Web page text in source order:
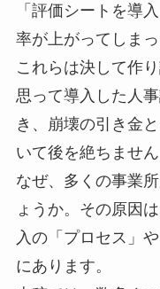
「評価シートを導
率が上がってしまっ
これらは決して作
思って導入した人
き、崩壊の引き金
いて後を絶ちません
なぜ、多くの事業
ょうか。その原因
入の「プロセス」
にあります。